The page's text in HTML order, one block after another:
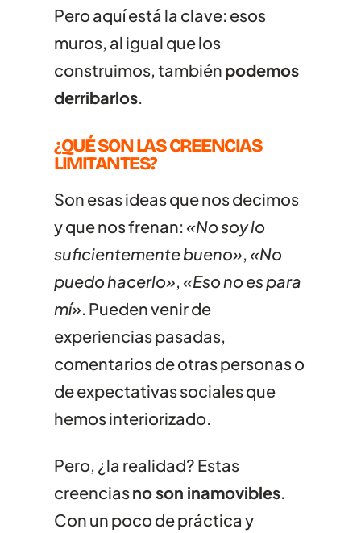
Pero aquí está la clave: esos
muros, al igual que los
construimos, también podemos
derribarlos.
¿QUÉ SON LAS CREENCIAS
LIMITANTES?
Son esas ideas que nos decimos
y que nos frenan:«No soy lo
suficientemente bueno», «No
puedo hacerlo», «Eso no es para
mí». Pueden venir de
experiencias pasadas,
comentarios de otras personas o
de expectativas sociales que
hemos interiorizado.
Pero, ¿la realidad? Estas
creenciasno son inamovibles.
Con un poco de práctica y